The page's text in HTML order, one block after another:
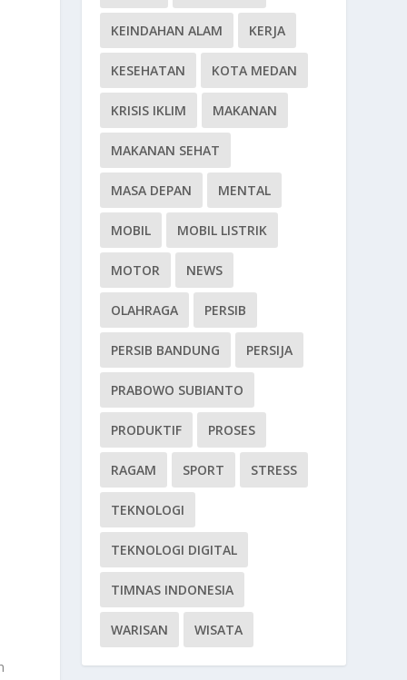
KEINDAHAN ALAM KERJA
KESEHATAN KOTA MEDAN
KRISIS IKLIM MAKANAN
MAKANAN SEHAT
MASA DEPAN MENTAL
MOBIL MOBIL LISTRIK
MOTOR NEWS
OLAHRAGA PERSIB
PERSIB BANDUNG PERSIJA
PRABOWO SUBIANTO
PRODUKTIF PROSES
RAGAM SPORT STRESS
TEKNOLOGI
TEKNOLOGI DIGITAL
TIMNAS INDONESIA
WARISAN WISATA